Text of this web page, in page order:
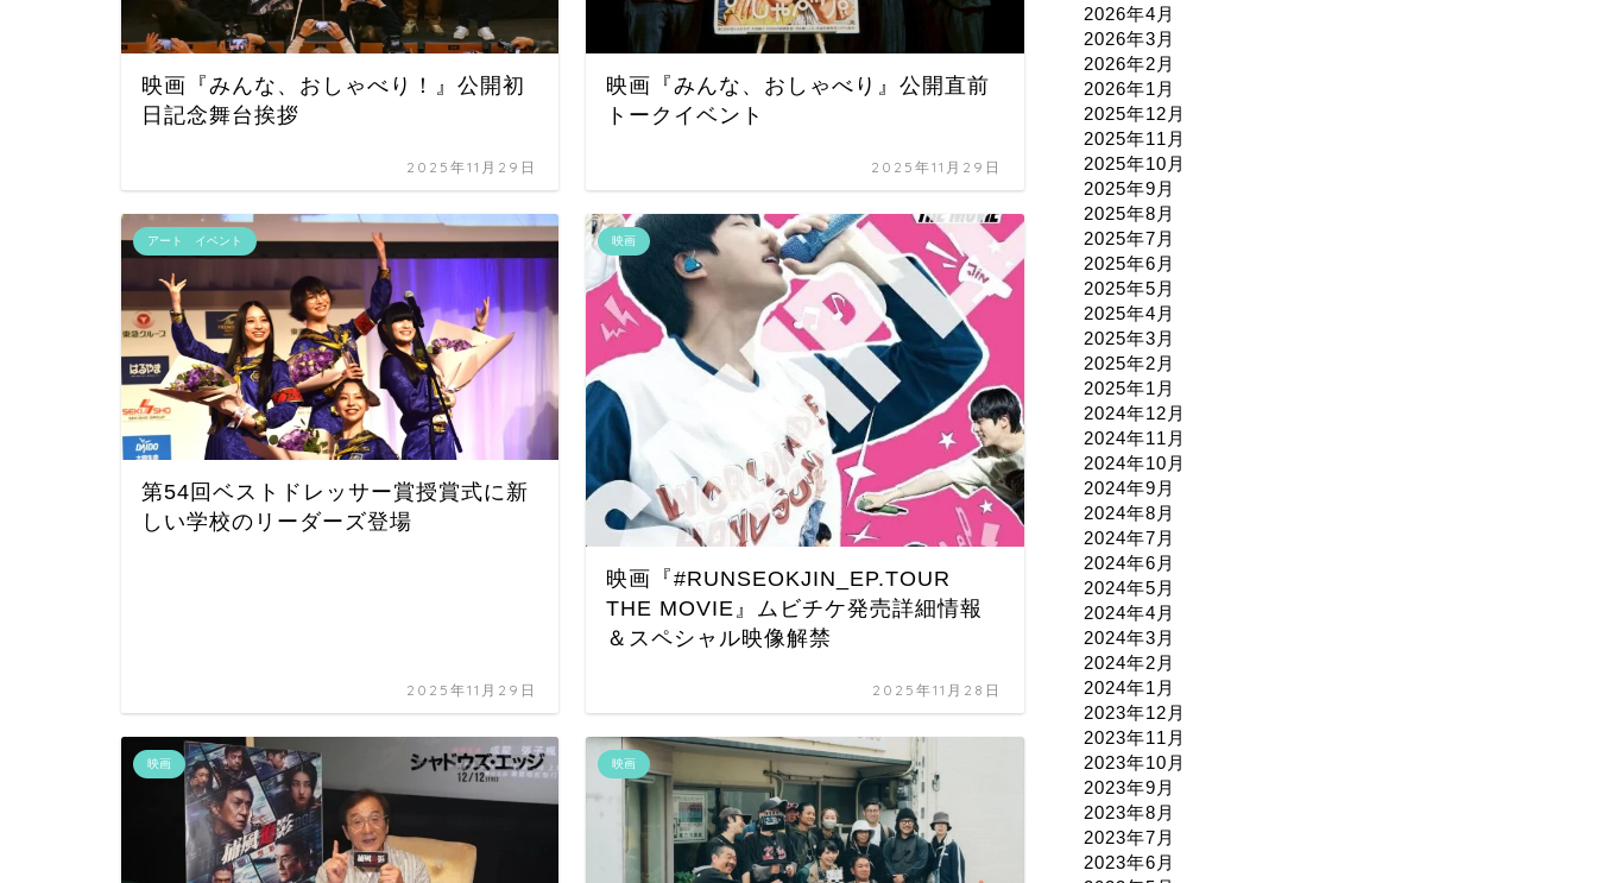
映画『みんな、おしゃべり！』公開初
日記念舞台挨拶
2025年11月29日
映画『みんな、おしゃべり』公開直前
トークイベント
2025年11月29日
アート イベント
第54回ベストドレッサー賞授賞式に新
しい学校のリーダーズ登場
2025年11月29日
映画
映画『#RUNSEOKJIN_EP.TOUR
THE MOVIE』ムビチケ発売詳細情報
＆スペシャル映像解禁
2025年11月28日
映画 映画
2026年4月
2026年3月
2026年2月
2026年1月
2025年12月
2025年11月
2025年10月
2025年9月
2025年8月
2025年7月
2025年6月
2025年5月
2025年4月
2025年3月
2025年2月
2025年1月
2024年12月
2024年11月
2024年10月
2024年9月
2024年8月
2024年7月
2024年6月
2024年5月
2024年4月
2024年3月
2024年2月
2024年1月
2023年12月
2023年11月
2023年10月
2023年9月
2023年8月
2023年7月
2023年6月